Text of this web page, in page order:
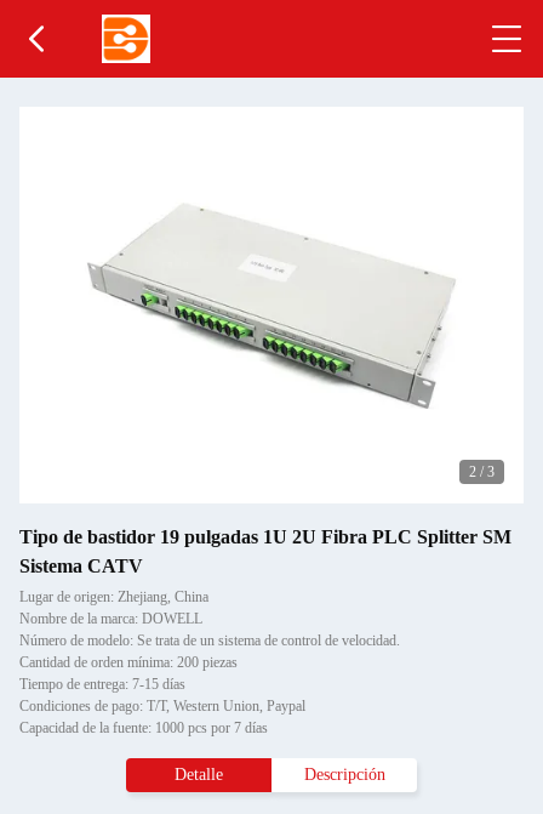
2 / 3
Tipo de bastidor 19 pulgadas 1U 2U Fibra PLC Splitter SM
Sistema CATV
Lugar de origen: Zhejiang, China
Nombre de la marca: DOWELL
Número de modelo: Se trata de un sistema de control de velocidad.
Cantidad de orden mínima: 200 piezas
Tiempo de entrega: 7-15 días
Condiciones de pago: T/T, Western Union, Paypal
Capacidad de la fuente: 1000 pcs por 7 días
Detalle Descripción